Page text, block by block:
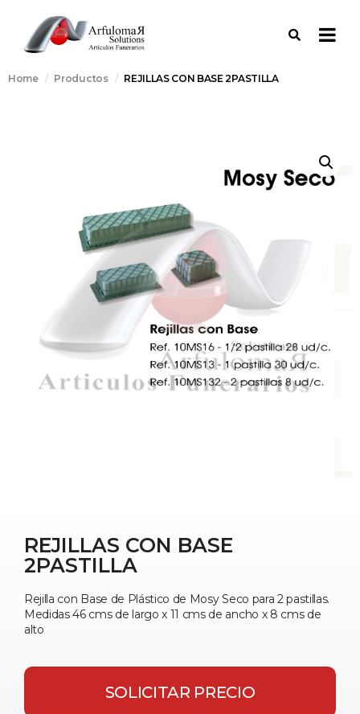
Home Productos REJILLAS CON BASE 2PASTILLA
REJILLAS CON BASE
2PASTILLA
Rejilla con Base de Plástico de Mosy Seco para 2 pastillas.
Medidas 46 cms de largo x 11 cms de ancho x 8 cms de
alto
SOLICITAR PRECIO